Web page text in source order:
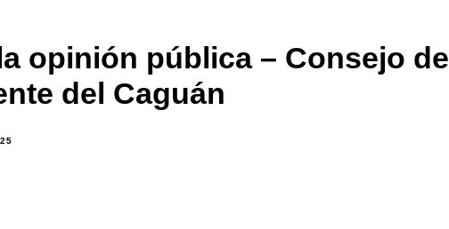
opinión pública – Consejo de
del Caguán